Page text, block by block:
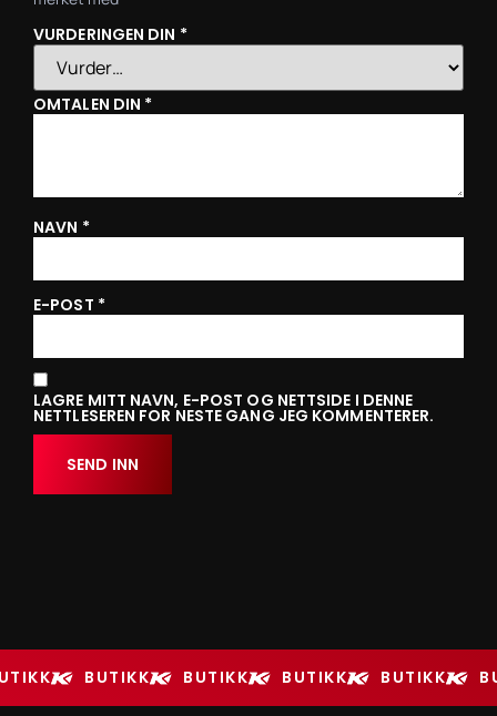
VURDERINGEN DIN *
OMTALEN DIN *
NAVN *
E-POST *
LAGRE MITT NAVN, E-POST OG NETTSIDE I DENNE
NETTLESEREN FOR NESTE GANG JEG KOMMENTERER.
BUTIKK BUTIKK BUTIKK BUTIKK